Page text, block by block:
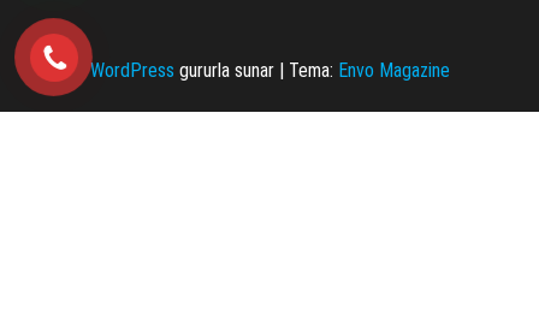
WordPress gururla sunar | Tema: Envo Magazine